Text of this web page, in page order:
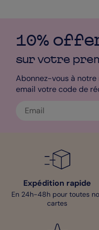
10%
sur votre
Abonnez-vous à
email votre code de
Expédition rapide
En 24h-48h pour toutes
cartes